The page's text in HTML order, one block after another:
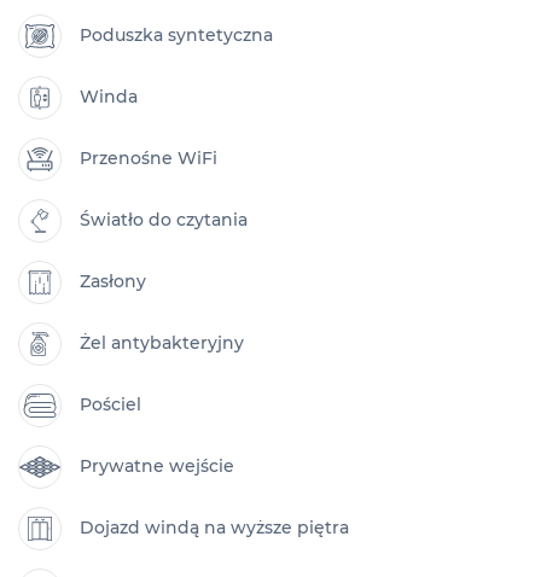
Poduszka syntetyczna
Winda
Przenośne WiFi
Światło do czytania
Zasłony
Żel antybakteryjny
Pościel
Prywatne wejście
Dojazd windą na wyższe piętra